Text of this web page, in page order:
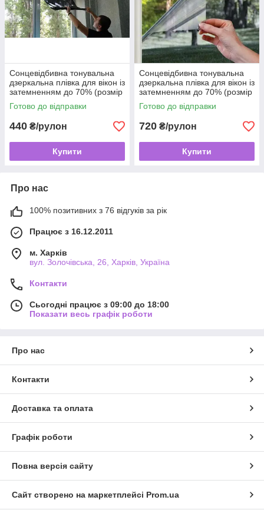
Сонцевідбивна тонувальна
дзеркальна плівка для вікон із
затемненням до 70% (розмір
0,7х2,7 метра), Original
Готово до відправки
440 ₴/рулон
Купити
Сонцевідбивна тонувальна
дзеркальна плівка для вікон із
затемненням до 70% (розмір
0,7х8 метрів), Original
Готово до відправки
720 ₴/рулон
Купити
Про нас
100% позитивних з 76 відгуків за рік
Працює з 16.12.2011
м. Харків
вул. Золочівська, 26, Харків, Україна
Контакти
Сьогодні працює з 09:00 до 18:00
Показати весь графік роботи
Про нас
Контакти
Доставка та оплата
Графік роботи
Повна версія сайту
Сайт створено на маркетплейсі Prom.ua